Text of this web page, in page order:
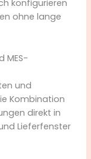
konfigurieren
ohne lange
MES-
und
Kombination
direkt in
Lieferfenster